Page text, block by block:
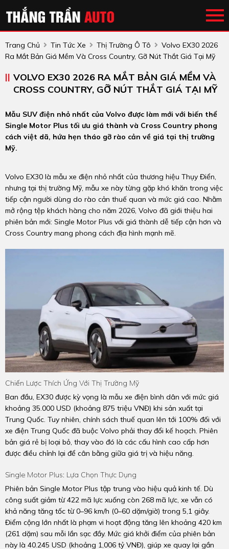
Trang Chủ Tin Tức Xe Thị Trường Ô Tô
Volvo EX30 2026
Ra Mắt Bản Giá Mềm Và Cross Country, Gỡ Nút Thắt Giá Tại Mỹ
VOLVO EX30 2026 RA MẮT BẢN GIÁ MỀM VÀ
CROSS COUNTRY, GỠ NÚT THẮT GIÁ TẠI MỸ
Mẫu SUV điện nhỏ nhất của Volvo được làm mới với biến thể
Single Motor Plus tối ưu giá thành và Cross Country phong
cách việt dã, hứa hẹn tháo gỡ rào cản về giá tại thị trường
Mỹ.
Volvo EX30 là mẫu xe điện nhỏ nhất của thương hiệu Thụy Điển,
nhưng tại thị trường Mỹ, mẫu xe này từng gặp khó khăn trong việc
tiếp cận người dùng do rào cản thuế quan và mức giá cao. Nhằm
mở rộng tệp khách hàng cho năm 2026, Volvo đã giới thiệu hai
phiên bản mới: Single Motor Plus với giá thành dễ tiếp cận hơn và
Cross Country mang phong cách địa hình mạnh mẽ.
Chiến Lược Thích Ứng Với Thị Trường Mỹ
Ban đầu, EX30 được kỳ vọng là mẫu xe điện bình dân với mức giá
khoảng 35.000 USD (khoảng 875 triệu VNĐ) khi sản xuất tại
Trung Quốc. Tuy nhiên, chính sách thuế quan lên tới 100% đối với
xe điện Trung Quốc đã buộc Volvo phải thay đổi kế hoạch. Phiên
bản giá rẻ bị loại bỏ, thay vào đó là các cấu hình cao cấp hơn
được điều chỉnh lại để cân bằng giữa giá trị và hiệu năng.
Single Motor Plus: Lựa Chọn Thực Dụng
Phiên bản Single Motor Plus tập trung vào hiệu quả kinh tế. Dù
công suất giảm từ 422 mã lực xuống còn 268 mã lực, xe vẫn có
khả năng tăng tốc từ 0–96 km/h (0–60 dặm/giờ) trong 5,1 giây.
Điểm cộng lớn nhất là phạm vi hoạt động tăng lên khoảng 420 km
(261 dặm) sau mỗi lần sạc đầy. Mức giá khởi điểm của phiên bản
này là 40.245 USD (khoảng 1,006 tỷ VNĐ), giúp xe quay lại gần